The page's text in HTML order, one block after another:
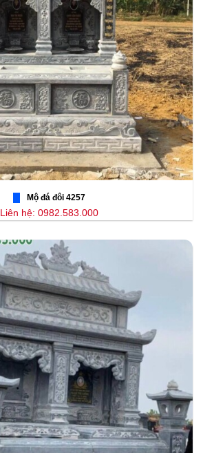
Mộ đá đôi 4257
Liên hệ: 0982.583.000